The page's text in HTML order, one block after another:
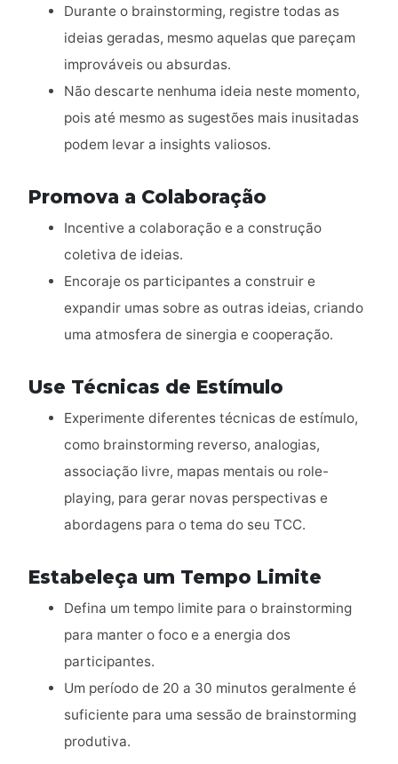
Durante o brainstorming, registre todas as
ideias geradas, mesmo aquelas que pareçam
improváveis ou absurdas.
Não descarte nenhuma ideia neste momento,
pois até mesmo as sugestões mais inusitadas
podem levar a insights valiosos.
Promova a Colaboração
Incentive a colaboração e a construção
coletiva de ideias.
Encoraje os participantes a construir e
expandir umas sobre as outras ideias, criando
uma atmosfera de sinergia e cooperação.
Use Técnicas de Estímulo
Experimente diferentes técnicas de estímulo,
como brainstorming reverso, analogias,
associação livre, mapas mentais ou role-
playing, para gerar novas perspectivas e
abordagens para o tema do seu TCC.
Estabeleça um Tempo Limite
Defina um tempo limite para o brainstorming
para manter o foco e a energia dos
participantes.
Um período de 20 a 30 minutos geralmente é
suficiente para uma sessão de brainstorming
produtiva.